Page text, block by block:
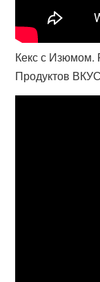
Кекс с Изюмом.
Продуктов